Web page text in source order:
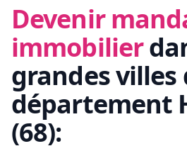
Devenir
immobilier
grandes villes
département
(68):